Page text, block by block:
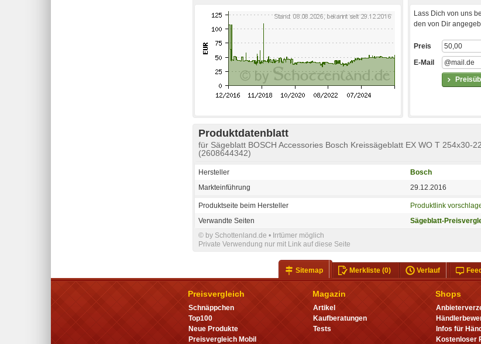
Lass Dich von uns
den von Dir
Preis
E-Mail
Produktdatenblatt
für Sägeblatt BOSCH Accessories Bosch Kreissägeblatt EX WO T 254x30-22
(2608644342)
Hersteller
Bosch
Markteinführung
29.12.2016
Produktseite beim Hersteller
Produktlink
Verwandte Seiten
Sägeblatt-
© by Schottenland.de • Irrtümer möglich
Private Verwendung nur mit Link auf diese Seite
Sitemap Merkliste(0) Verlauf
Preisvergleich
Schnäppchen
Top100
Neue Produkte
Preisvergleich Mobil
Magazin
Artikel
Kaufberatungen
Tests
Shops
Infos für
Kostenloser